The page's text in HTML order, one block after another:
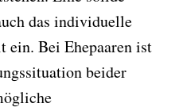
das individuelle
Bei Ehepaaren ist
beider